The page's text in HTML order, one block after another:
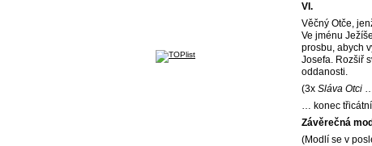
VI.
Věčný Otče,
Ve jménu
prosbu, abych
Josefa. Rozšiř
oddanosti.
(3x Sláva Otci
… konec
Závěrečná
(Modlí se v